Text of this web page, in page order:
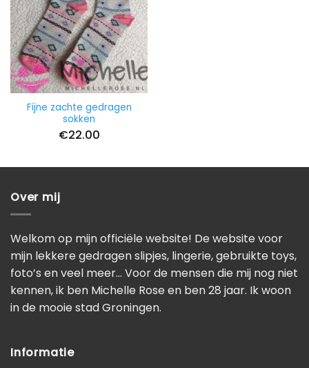
Fijne zachte gedragen
sokken
€22.00
Over mij
Welkom op mijn officiële website! De website voor
mijn lekkere gedragen slipjes, lingerie, gebruikte toys,
foto’s en veel meer… Voor de mensen die mij nog niet
kennen, ik ben Michelle Rose en ben 28 jaar. Ik woon
in de mooie stad Groningen.
Informatie